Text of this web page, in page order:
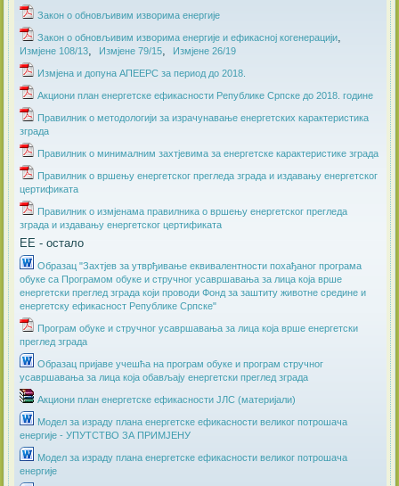
​Закон о обновљивим изворима енергије
​Закон о обновљивим изворима енергије и ефикасној когенерацији,
Измјене 108/13, Измјене 79/15, Измјене 26/19
Измјена и допуна АПЕЕРС за период до 2018.
Акциони план енергетске ефикасности Републике Српске до 2018. године
Правилник о методологији за израчунавање енергетских карактеристика
зграда
Правилник о минималним захтјевима за енергетске карактеристике зграда
Правилник о вршењу енергетског прегледа зграда и издавању енергетског
цертификата
Правилник о измјенама правилника о вршењу енергетског прегледа
зграда и издавању енергетског цертификата
ЕЕ - остало
Образац "Захтјев за утврђивање еквивалентности похађаног програма
обуке са Програмом обуке и стручног усавршавања за лица која врше
енергетски преглед зграда који проводи Фонд за заштиту животне средине и
енергетску ефикасност Републике Српске"
Програм обуке и стручног усавршавања за лица која врше енергетски
преглед зграда
Образац пријаве учешћа на програм обуке и програм стручног
усавршавања за лица која обављају енергетски преглед зграда
Акциони план енергетске ефикасности ЈЛС (материјали)
​Модел за израду плана енергетске ефикасности великог потрошача
енергије - УПУТСТВО ЗА ПРИМЈЕНУ
Модел за израду плана енергетске ефикасности великог потрошача
енергије